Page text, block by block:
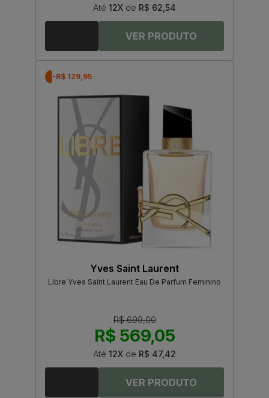
Até 12X de R$ 62,54
-R$ 129,95
Yves Saint Laurent
Libre Yves Saint Laurent Eau De Parfum Feminino
R$ 699,00
R$ 569,05
Até 12X de R$ 47,42